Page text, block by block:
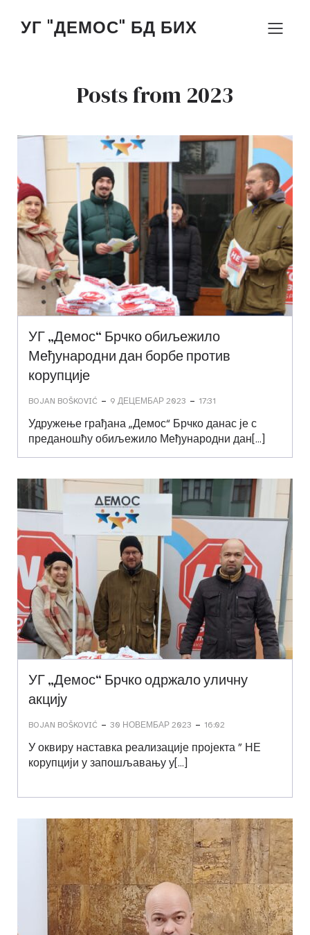
УГ "ДЕМОС" БД БИХ
Posts from 2023
УГ „Демос“ Брчко обиљежило
Међународни дан борбе против
корупције
BOJAN BOŠKOVIĆ - 9 ДЕЦЕМБАР 2023 - 17:31
Удружење грађана „Демос“ Брчко данас је с
преданошћу обиљежило Међународни дан[…]
УГ „Демос“ Брчко одржало уличну
акцију
BOJAN BOŠKOVIĆ - 30 НОВЕМБАР 2023 - 16:02
У оквиру наставка реализације пројекта ” НЕ
корупцији у запошљавању у[…]